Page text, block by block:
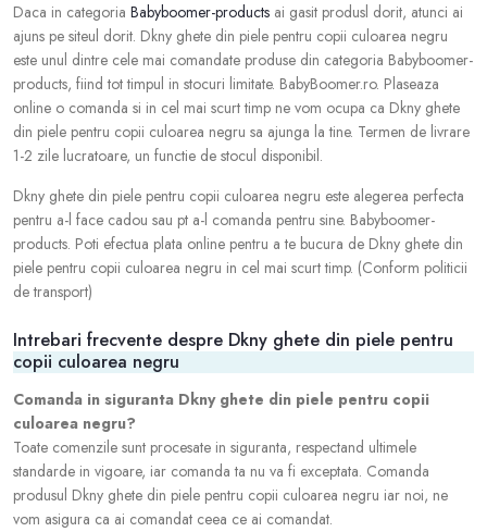
Daca in categoria Babyboomer-products ai gasit produsl dorit, atunci ai
ajuns pe siteul dorit. Dkny ghete din piele pentru copii culoarea negru
este unul dintre cele mai comandate produse din categoria Babyboomer-
products, fiind tot timpul in stocuri limitate. BabyBoomer.ro. Plaseaza
online o comanda si in cel mai scurt timp ne vom ocupa ca Dkny ghete
din piele pentru copii culoarea negru sa ajunga la tine. Termen de livrare
1-2 zile lucratoare, un functie de stocul disponibil.
Dkny ghete din piele pentru copii culoarea negru este alegerea perfecta
pentru a-l face cadou sau pt a-l comanda pentru sine. Babyboomer-
products. Poti efectua plata online pentru a te bucura de Dkny ghete din
piele pentru copii culoarea negru in cel mai scurt timp. (Conform politicii
de transport)
Intrebari frecvente despre Dkny ghete din piele pentru
copii culoarea negru
Comanda in siguranta Dkny ghete din piele pentru copii
culoarea negru?
Toate comenzile sunt procesate in siguranta, respectand ultimele
standarde in vigoare, iar comanda ta nu va fi exceptata. Comanda
produsul Dkny ghete din piele pentru copii culoarea negru iar noi, ne
vom asigura ca ai comandat ceea ce ai comandat.